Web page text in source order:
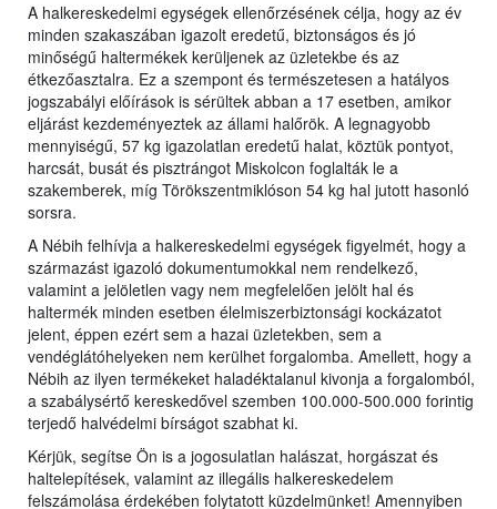
A halkereskedelmi egységek ellenőrzésének célja, hogy az év
minden szakaszában igazolt eredetű, biztonságos és jó
minőségű haltermékek kerüljenek az üzletekbe és az
étkezőasztalra. Ez a szempont és természetesen a hatályos
jogszabályi előírások is sérültek abban a 17 esetben, amikor
eljárást kezdeményeztek az állami halőrök. A legnagyobb
mennyiségű, 57 kg igazolatlan eredetű halat, köztük pontyot,
harcsát, busát és pisztrángot Miskolcon foglalták le a
szakemberek, míg Törökszentmiklóson 54 kg hal jutott hasonló
sorsra.
A Nébih felhívja a halkereskedelmi egységek figyelmét, hogy a
származást igazoló dokumentumokkal nem rendelkező,
valamint a jelöletlen vagy nem megfelelően jelölt hal és
haltermék minden esetben élelmiszerbiztonsági kockázatot
jelent, éppen ezért sem a hazai üzletekben, sem a
vendéglátóhelyeken nem kerülhet forgalomba. Amellett, hogy a
Nébih az ilyen termékeket haladéktalanul kivonja a forgalomból,
a szabálysértő kereskedővel szemben 100.000-500.000 forintig
terjedő halvédelmi bírságot szabhat ki.
Kérjük, segítse Ön is a jogosulatlan halászat, horgászat és
haltelepítések, valamint az illegális halkereskedelem
felszámolása érdekében folytatott küzdelmünket! Amennyiben